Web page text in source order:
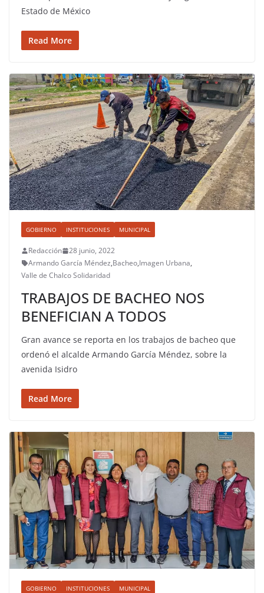
Estado de México
Read More
GOBIERNO INSTITUCIONES MUNICIPAL
Redacción
28 junio, 2022
Armando García Méndez,Bacheo,Imagen Urbana,
Valle de Chalco Solidaridad
TRABAJOS DE BACHEO NOS
BENEFICIAN A TODOS
Gran avance se reporta en los trabajos de bacheo que
ordenó el alcalde Armando García Méndez, sobre la
avenida Isidro
Read More
GOBIERNO INSTITUCIONES MUNICIPAL